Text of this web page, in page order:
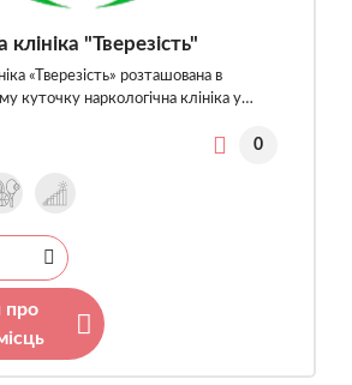
клініка "Тверезість"
«Тверезість» розташована в
куточку наркологічна клініка у…
0
про